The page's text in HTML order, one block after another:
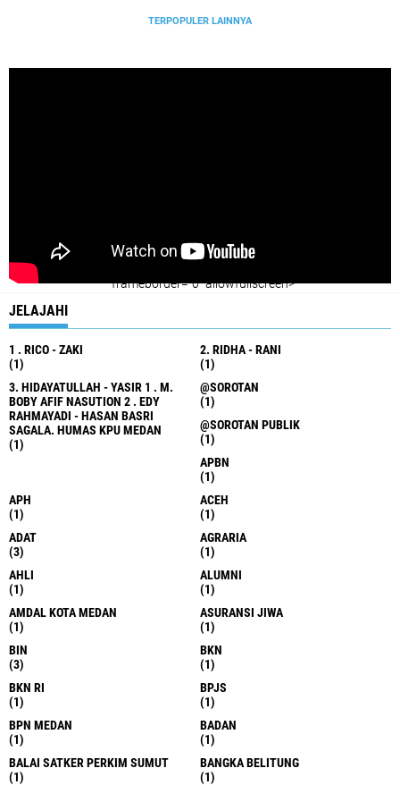
TERPOPULER LAINNYA
" frameborder="0" allowfullscreen>
JELAJAHI
1 . RICO - ZAKI
(1)
2. RIDHA - RANI
(1)
3. HIDAYATULLAH - YASIR 1 . M.
BOBY AFIF NASUTION 2 . EDY
RAHMAYADI - HASAN BASRI
SAGALA. HUMAS KPU MEDAN
(1)
@SOROTAN
(1)
@SOROTAN PUBLIK
(1)
APBN
(1)
APH
(1)
ACEH
(1)
ADAT
(3)
AGRARIA
(1)
AHLI
(1)
ALUMNI
(1)
AMDAL KOTA MEDAN
(1)
ASURANSI JIWA
(1)
BIN
(3)
BKN
(1)
BKN RI
(1)
BPJS
(1)
BPN MEDAN
(1)
BADAN
(1)
BALAI SATKER PERKIM SUMUT
(1)
BANGKA BELITUNG
(1)